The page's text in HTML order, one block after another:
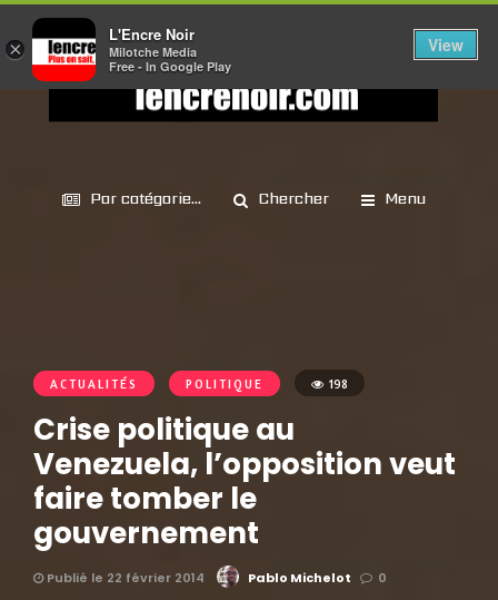
Par catégorie... Chercher Menu
ACTUALITÉS POLITIQUE 198
Crise politique au
Venezuela, l’opposition veut
faire tomber le
gouvernement
Publié le 22 février 2014 Pablo Michelot 0
×
L'Encre Noir
Milotche Media
Free - In Google Play
View